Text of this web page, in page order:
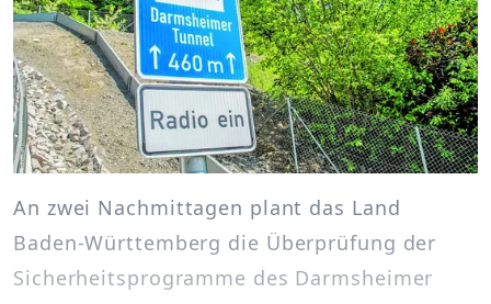
An zwei Nachmittagen plant das Land
Baden-Württemberg die Überprüfung der
Sicherheitsprogramme des Darmsheimer